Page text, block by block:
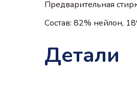
Предварительная
Состав: 82% нейлон,
Детали